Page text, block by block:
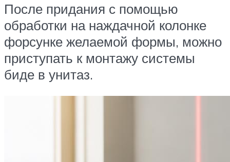
После придания с помощью
обработки на наждачной колонке
форсунке желаемой формы, можно
приступать к монтажу системы
биде в унитаз.